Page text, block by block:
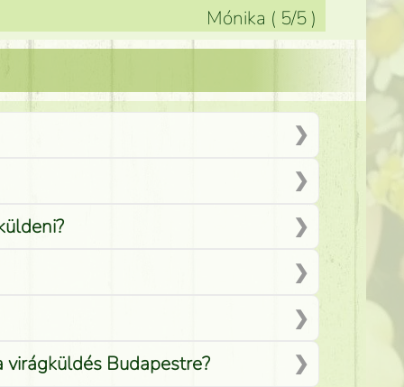
Mónika ( 5/5 )
virágküldés Budapestre?